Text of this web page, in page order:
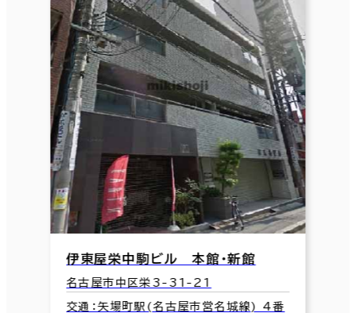
伊東屋栄中駒ビル 本館・新館
名古屋市中区栄3-31-21
交通：矢場町駅(名古屋市営名城線) 4番